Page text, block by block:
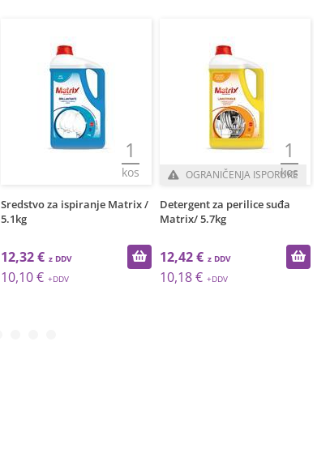
1
kos
Sredstvo za ispiranje Matrix /
5.1kg
12,32 €
10,10 €
1
kos
OGRANIČENJA ISPORUKE
Detergent za perilice suđa
Matrix/ 5.7kg
12,42 €
10,18 €